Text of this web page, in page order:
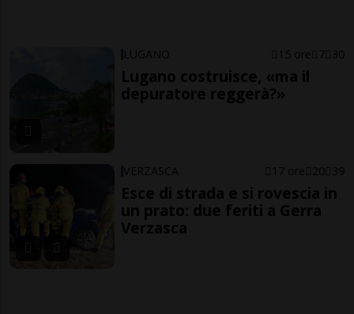
LUGANO 15 ore 7 30
Lugano costruisce, «ma il
depuratore reggerà?»
VERZASCA 17 ore 20 39
Esce di strada e si rovescia in
un prato: due feriti a Gerra
Verzasca